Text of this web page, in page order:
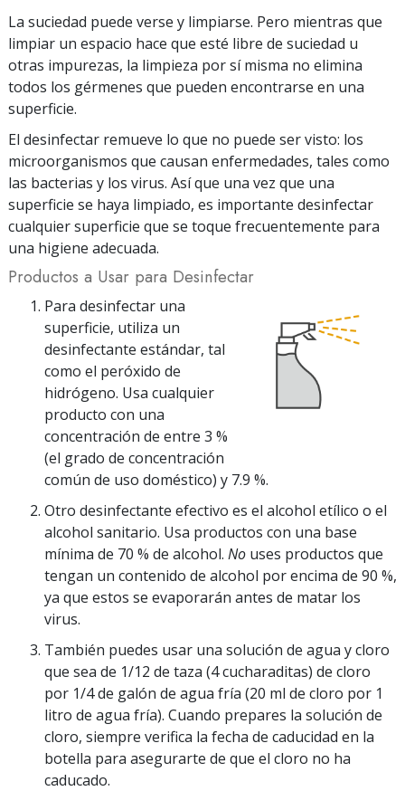
La suciedad puede verse y limpiarse. Pero mientras que
limpiar un espacio hace que esté libre de suciedad u
otras impurezas, la limpieza por sí misma no elimina
todos los gérmenes que pueden encontrarse en una
superficie.
El desinfectar remueve lo que no puede ser visto: los
microorganismos que causan enfermedades, tales como
las bacterias y los virus. Así que una vez que una
superficie se haya limpiado, es importante desinfectar
cualquier superficie que se toque frecuentemente para
una higiene adecuada.
Productos a Usar para Desinfectar
Para desinfectar una
superficie, utiliza un
desinfectante estándar, tal
como el peróxido de
hidrógeno. Usa cualquier
producto con una
concentración de entre 3 %
(el grado de concentración
común de uso doméstico) y 7.9 %.
Otro desinfectante efectivo es el alcohol etílico o el
alcohol sanitario. Usa productos con una base
mínima de 70 % de alcohol. No uses productos que
tengan un contenido de alcohol por encima de 90 %,
ya que estos se evaporarán antes de matar los
virus.
También puedes usar una solución de agua y cloro
que sea de 1/12 de taza (4 cucharaditas) de cloro
por 1/4 de galón de agua fría (20 ml de cloro por 1
litro de agua fría). Cuando prepares la solución de
cloro, siempre verifica la fecha de caducidad en la
botella para asegurarte de que el cloro no ha
caducado.